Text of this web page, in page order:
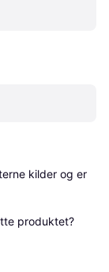
kilder og er
produktet?